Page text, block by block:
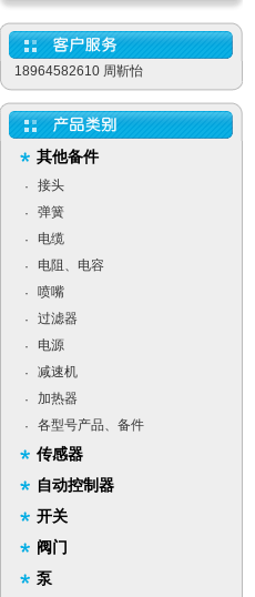
18964582610 周靳怡
其他备件
·
接头
·
弹簧
·
电缆
·
电阻、电容
·
喷嘴
·
过滤器
·
电源
·
减速机
·
加热器
·
各型号产品、备件
传感器
自动控制器
开关
阀门
泵